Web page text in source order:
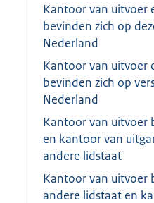
Kantoor van uitvoer
bevinden zich op
Nederland
Kantoor van uitvoer
bevinden zich op
Nederland
Kantoor van uitvoer
en kantoor van
andere lidstaat
Kantoor van uitvoer
andere lidstaat en